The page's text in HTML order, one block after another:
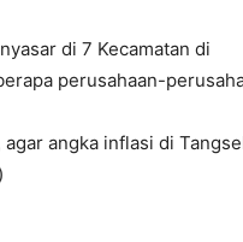
di 7 Kecamatan di
perusahaan-
angka inflasi di